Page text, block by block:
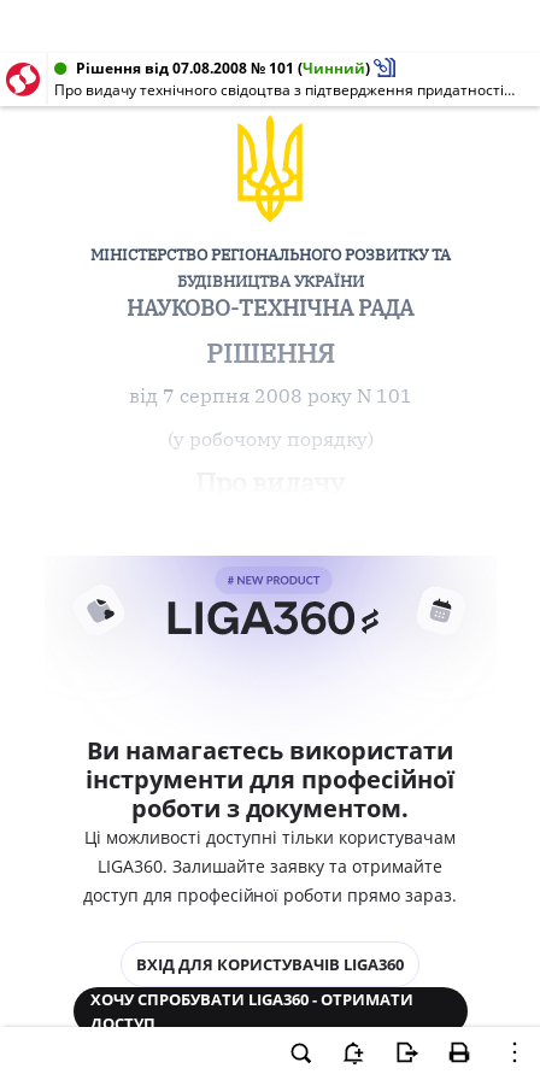
Рішення від 07.08.2008 № 101 (Чинний)
Про видачу технічного свідоцтва з підтвердження придатності для застосування в будівництві високоутримуючої бар'єрної системи для доріг та мостів Super-Rail
МІНІСТЕРСТВО РЕГІОНАЛЬНОГО РОЗВИТКУ ТА
БУДІВНИЦТВА УКРАЇНИ
НАУКОВО-ТЕХНІЧНА РАДА
РІШЕННЯ
від 7 серпня 2008 року N 101
(у робочому порядку)
Ви намагаєтесь використати
інструменти для професійної
роботи з документом.
Ці можливості доступні тільки користувачам
LIGA360. Залишайте заявку та отримайте
доступ для професійної роботи прямо зараз.
ВХІД ДЛЯ КОРИСТУВАЧІВ LIGA360
ХОЧУ СПРОБУВАТИ LIGA360 - ОТРИМАТИ
ДОСТУП